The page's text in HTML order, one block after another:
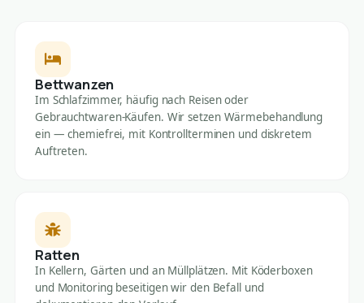
Bettwanzen
Im Schlafzimmer, häufig nach Reisen oder
Gebrauchtwaren-Käufen. Wir setzen Wärmebehandlung
ein — chemiefrei, mit Kontrollterminen und diskretem
Auftreten.
Ratten
In Kellern, Gärten und an Müllplätzen. Mit Köderboxen
und Monitoring beseitigen wir den Befall und